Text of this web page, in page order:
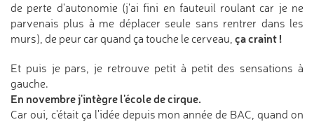
de perte d'autonomie (j'ai fini en fauteuil roulant car je ne
parvenais plus à me déplacer seule sans rentrer dans les
murs), de peur car quand ça touche le cerveau, ça craint !
Et puis je pars, je retrouve petit à petit des sensations à
gauche.
En novembre j'intègre l'école de cirque.
Car oui, c'était ça l'idée depuis mon année de BAC, quand on